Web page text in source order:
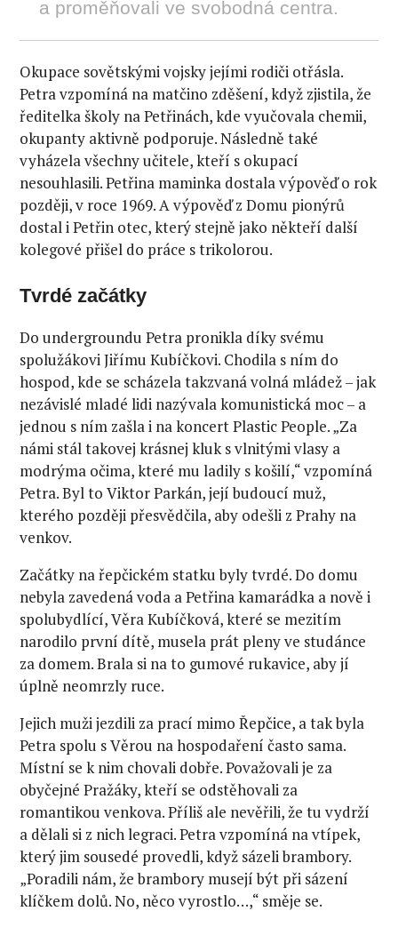
a proměňovali ve svobodná centra.
Okupace sovětskými vojsky jejími rodiči otřásla.
Petra vzpomíná na matčino zděšení, když zjistila, že
ředitelka školy na Petřinách, kde vyučovala chemii,
okupanty aktivně podporuje. Následně také
vyházela všechny učitele, kteří s okupací
nesouhlasili. Petřina maminka dostala výpověď o rok
později, v roce 1969. A výpověď z Domu pionýrů
dostal i Petřin otec, který stejně jako někteří další
kolegové přišel do práce s trikolorou.
Tvrdé začátky
Do undergroundu Petra pronikla díky svému
spolužákovi Jiřímu Kubíčkovi. Chodila s ním do
hospod, kde se scházela takzvaná volná mládež – jak
nezávislé mladé lidi nazývala komunistická moc – a
jednou s ním zašla i na koncert Plastic People. „Za
námi stál takovej krásnej kluk s vlnitými vlasy a
modrýma očima, které mu ladily s košilí,“ vzpomíná
Petra. Byl to Viktor Parkán, její budoucí muž,
kterého později přesvědčila, aby odešli z Prahy na
venkov.
Začátky na řepčickém statku byly tvrdé. Do domu
nebyla zavedená voda a Petřina kamarádka a nově i
spolubydlící, Věra Kubíčková, které se mezitím
narodilo první dítě, musela prát pleny ve studánce
za domem. Brala si na to gumové rukavice, aby jí
úplně neomrzly ruce.
Jejich muži jezdili za prací mimo Řepčice, a tak byla
Petra spolu s Věrou na hospodaření často sama.
Místní se k nim chovali dobře. Považovali je za
obyčejné Pražáky, kteří se odstěhovali za
romantikou venkova. Příliš ale nevěřili, že tu vydrží
a dělali si z nich legraci. Petra vzpomíná na vtípek,
který jim sousedé provedli, když sázeli brambory.
„Poradili nám, že brambory musejí být při sázení
klíčkem dolů. No, něco vyrostlo…,“ směje se.